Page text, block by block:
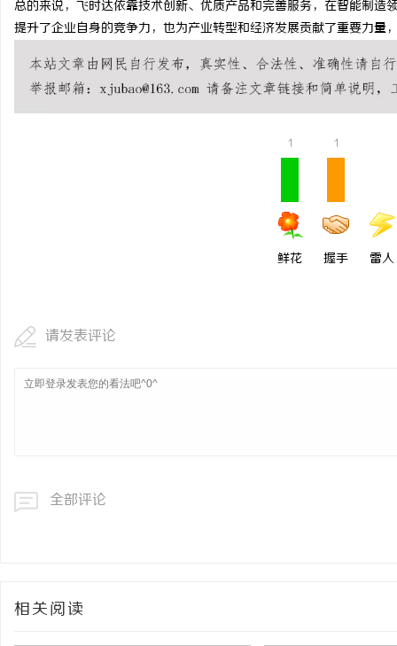
总的来说，飞时达依靠技术创新、优质产品和完善服务，在智能制
提升了企业自身的竞争力，也为产业转型和经济发展贡献了重要力量
1
鲜花
1
握手 雷人
请发表评论
全部评论
相关阅读
武汉配眼镜 上海配眼镜